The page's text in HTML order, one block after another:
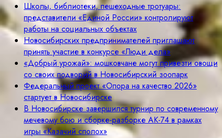
Школы, библиотеки, пешеходные тротуары:
представители «Единой России» контролируют
работы на социальных объектах
Новосибирских предпринимателей приглашают
принять участие в конкурсе «Люди дела»
«Добрый урожай»: мошковчане могут привезти овощи
со своих подворий в Новосибирский зоопарк
Федеральный проект «Опора на качество 2026»
стартует в Новосибирске
В Новосибирске завершился турнир по современному
мечевому бою и сборке-разборке АК-74 в рамках
игры «Казачий сполох»